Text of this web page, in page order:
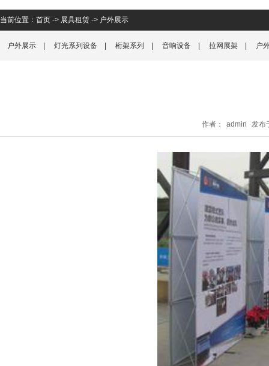
当前位置： 首页 -> 展具租赁 -> 户外展示
户外展示 灯光系列设备 桁架系列 音响设备 拉网展架 户
作者： admin 发布